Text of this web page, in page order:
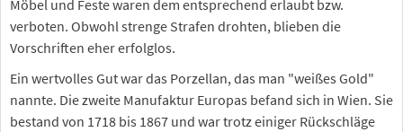
Möbel und Feste waren dem entsprechend erlaubt bzw.
verboten. Obwohl strenge Strafen drohten, blieben die
Vorschriften eher erfolglos.
Ein wertvolles Gut war das Porzellan, das man "weißes Gold"
nannte. Die zweite Manufaktur Europas befand sich in Wien. Sie
bestand von 1718 bis 1867 und war trotz einiger Rückschläge